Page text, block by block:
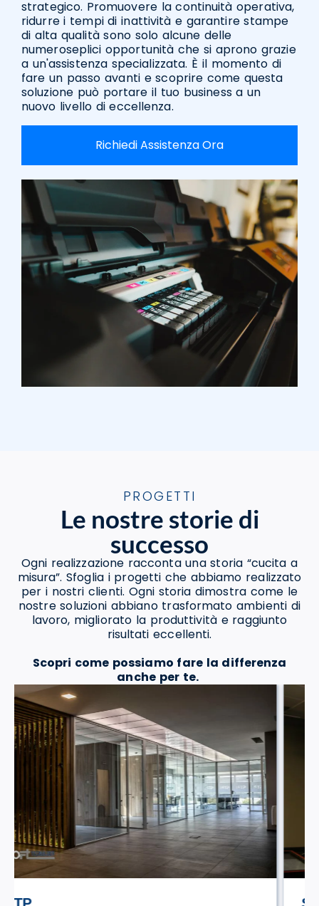
strategico. Promuovere la continuità operativa,
ridurre i tempi di inattività e garantire stampe
di alta qualità sono solo alcune delle
numeroseplici opportunità che si aprono grazie
a un'assistenza specializzata. È il momento di
fare un passo avanti e scoprire come questa
soluzione può portare il tuo business a un
nuovo livello di eccellenza.
Richiedi Assistenza Ora
PROGETTI
Le nostre storie di
successo
Ogni realizzazione racconta una storia “cucita a
misura”. Sfoglia i progetti che abbiamo realizzato
per i nostri clienti. Ogni storia dimostra come le
nostre soluzioni abbiano trasformato ambienti di
lavoro, migliorato la produttività e raggiunto
risultati eccellenti.
Scopri come possiamo fare la differenza
anche per te.